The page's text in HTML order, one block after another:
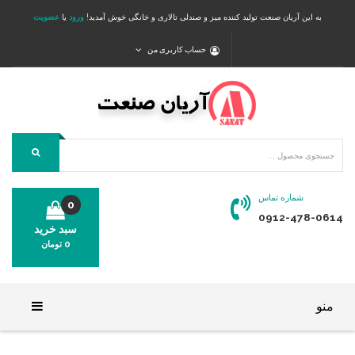
به این آریان صنعت تولید کننده میز و صندلی تالاری و خانگی خوش آمدید! ورود یا عضویت
حساب کاربری من
شماره تماس
0912-478-0614
سبد خرید
0
0 تومان
منو